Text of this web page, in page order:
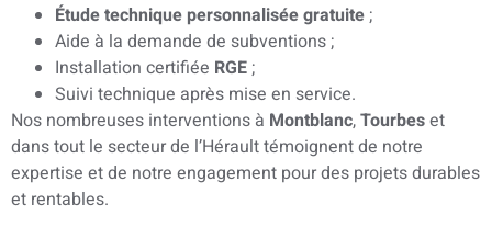
Étude technique personnalisée gratuite;
Aide à la demande de subventions ;
Installation certifiée RGE;
Suivi technique après mise en service.
Nos nombreuses interventions à Montblanc,Tourbeset
dans tout le secteur de l’Hérault témoignent de notre
expertise et de notre engagement pour des projets durables
et rentables.